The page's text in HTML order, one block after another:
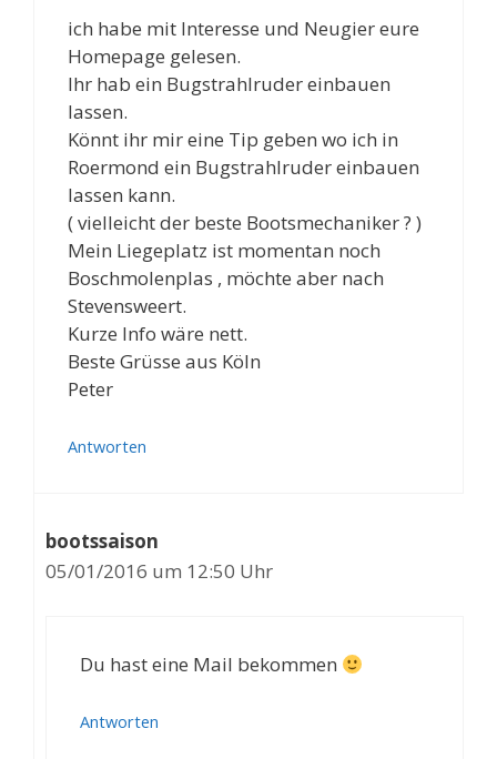
ich habe mit Interesse und Neugier eure
Homepage gelesen.
Ihr hab ein Bugstrahlruder einbauen
lassen.
Könnt ihr mir eine Tip geben wo ich in
Roermond ein Bugstrahlruder einbauen
lassen kann.
( vielleicht der beste Bootsmechaniker ? )
Mein Liegeplatz ist momentan noch
Boschmolenplas , möchte aber nach
Stevensweert.
Kurze Info wäre nett.
Beste Grüsse aus Köln
Peter
Antworten
bootssaison
05/01/2016 um 12:50 Uhr
Du hast eine Mail bekommen
Antworten